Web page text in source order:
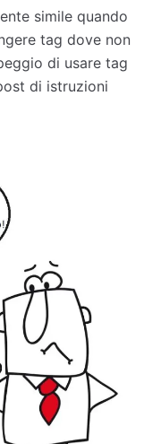
simile quando
tag dove non
di usare tag
di istruzioni